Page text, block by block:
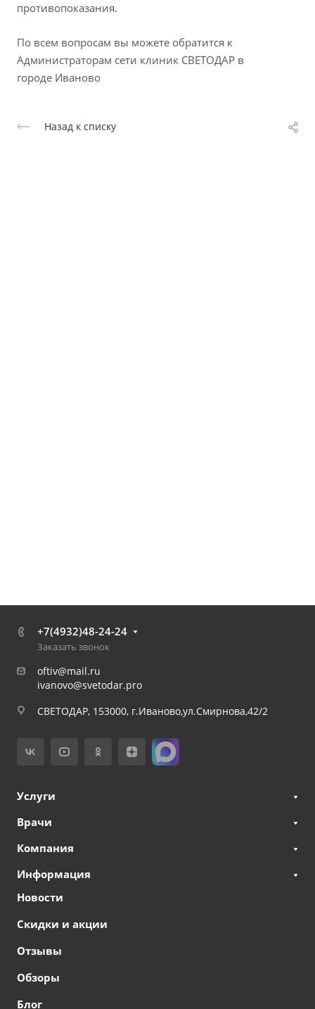
противопоказания.
По всем вопросам вы можете обратится к
Администраторам сети клиник СВЕТОДАР в
городе Иваново
Назад к списку
+7(4932)48-24-24
Заказать звонок
oftiv@mail.ru
ivanovo@svetodar.pro
СВЕТОДАР, 153000, г.Иваново,ул.Смирнова,42/2
Услуги
Врачи
Компания
Информация
Новости
Скидки и акции
Отзывы
Обзоры
Блог